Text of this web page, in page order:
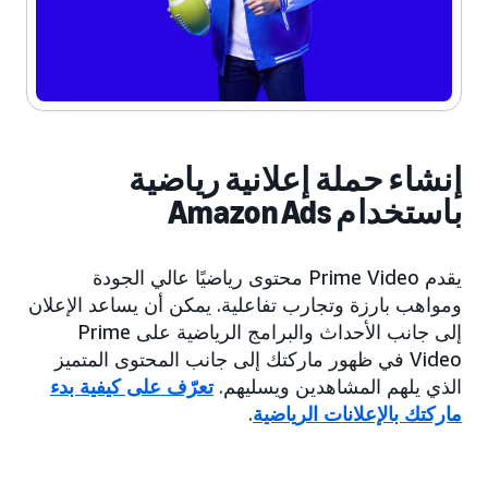
إنشاء حملة إعلانية رياضية
باستخدام Amazon Ads
يقدم Prime Video محتوى رياضيًا عالي الجودة
ومواهب بارزة وتجارب تفاعلية. يمكن أن يساعد الإعلان
إلى جانب الأحداث والبرامج الرياضية على Prime
Video في ظهور ماركتك إلى جانب المحتوى المتميز
الذي يلهم المشاهدين ويسليهم.تعرّف على كيفية بدء
ماركتك بالإعلانات الرياضية.